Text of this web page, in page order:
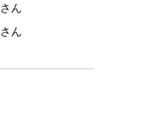
さん
さん